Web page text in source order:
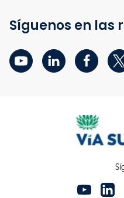
Síguenos en las